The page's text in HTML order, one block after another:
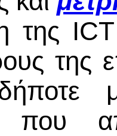
της
της
που